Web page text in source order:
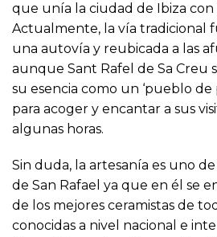
que unía la ciudad de Ibiza con
Actualmente, la vía tradicional
una autovía y reubicada a las
aunque Sant Rafel de Sa Creu
su esencia como un ‘pueblo de
para acoger y encantar a sus
algunas horas.
Sin duda, la artesanía es uno
de San Rafael ya que en él se
de los mejores ceramistas de
conocidas a nivel nacional e